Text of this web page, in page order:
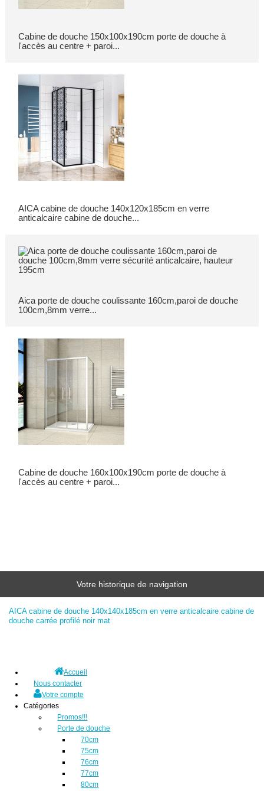
Cabine de douche 150x100x190cm porte de douche à
l'accès au centre + paroi...
AICA cabine de douche 140x120x185cm en verre
anticalcaire cabine de douche...
Aica porte de douche coulissante 160cm,paroi de douche
100cm,8mm verre...
Cabine de douche 160x100x190cm porte de douche à
l'accès au centre + paroi...
Votre historique de navigation
AICA cabine de douche 140x140x185cm en verre anticalcaire cabine de
douche carrée profilé noir mat
Accueil
Nous contacter
Votre compte
Catégories
Promos!!!
Porte de douche
70cm
75cm
76cm
77cm
80cm